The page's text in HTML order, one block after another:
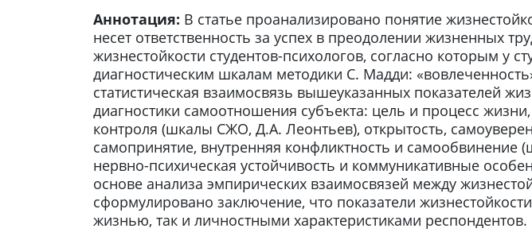
Аннотация: В статье проанализировано понятие
несет ответственность за успех в преодолении жизненных
жизнестойкости студентов-психологов, согласно которым у
диагностическим шкалам методики С. Мадди:
статистическая взаимосвязь вышеуказанных показателей
диагностики самоотношения субъекта: цель и процесс
контроля (шкалы СЖО, Д.А. Леонтьев), открытость,
самопринятие, внутренняя конфликтность и
нервно-психическая устойчивость и коммуникативные
основе анализа эмпирических взаимосвязей между
сформулировано заключение, что показатели
жизнью, так и личностными характеристиками респондентов.